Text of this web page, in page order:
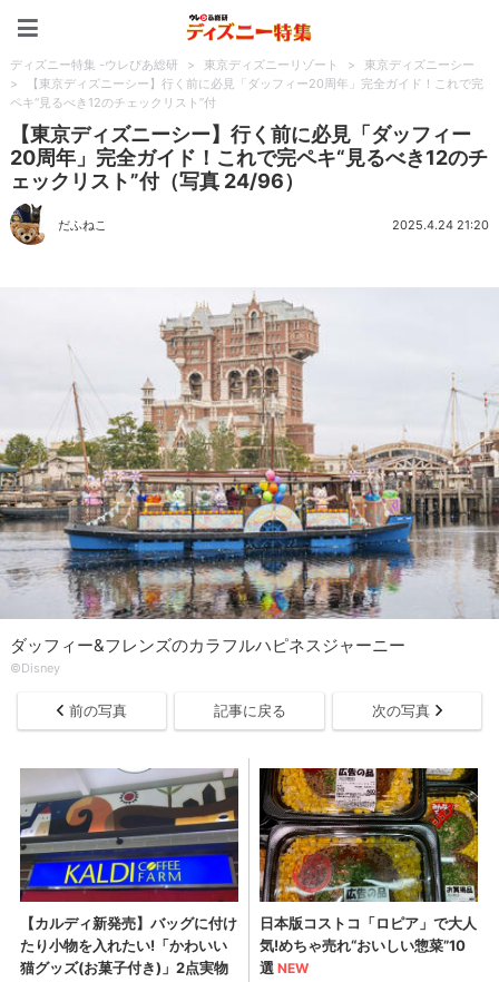
ディズニー特集 -ウレぴあ総研 > 東京ディズニーリゾート >
東京ディズニーシー
>
【東京ディズニーシー】行く前に必見「ダッフィー20周年」完全ガイド！これで完
ペキ“見るべき12のチェックリスト”付
【東京ディズニーシー】行く前に必見「ダッフィー
20周年」完全ガイド！これで完ペキ“見るべき12のチ
ェックリスト”付（写真 24/96）
だふねこ 2025.4.24 21:20
ダッフィー&フレンズのカラフルハピネスジャーニー
©Disney
前の写真 記事に戻る 次の写真